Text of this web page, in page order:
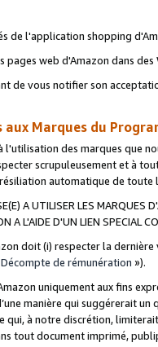
de l'application shopping
pages web d'Amazon dans
de vous notifier son
Marques du
l'utilisation des marques que
scrupuleusement et à
automatique de
A UTILISER LES MARQUES
A L'AIDE D'UN LIEN SPECIAL
doit (i) respecter la
Décompte de rémunération »).
uniquement aux fins
manière qui suggérerait
qui, à notre discrétion,
tout document imprimé,